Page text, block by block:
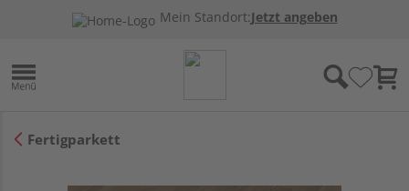
Mein Standort:Jetzt angeben
Fertigparkett